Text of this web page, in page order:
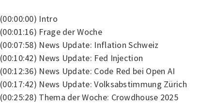
(00:00:00) Intro
(00:01:16) Frage der Woche
(00:07:58) News Update: Inflation Schweiz
(00:10:42) News Update: Fed Injection
(00:12:36) News Update: Code Red bei Open AI
(00:17:42) News Update: Volksabstimmung Zürich
(00:25:28) Thema der Woche: Crowdhouse 2025